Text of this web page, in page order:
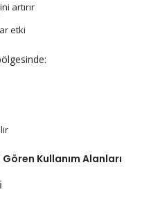
artırır
etki
Kullanım Alanları